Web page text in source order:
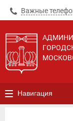
Важные
Навигация